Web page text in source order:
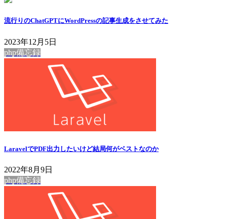
流行りのChatGPTにWordPressの記事生成をさせてみた
2023年12月5日
php備忘録
LaravelでPDF出力したいけど結局何がベストなのか
2022年8月9日
php備忘録